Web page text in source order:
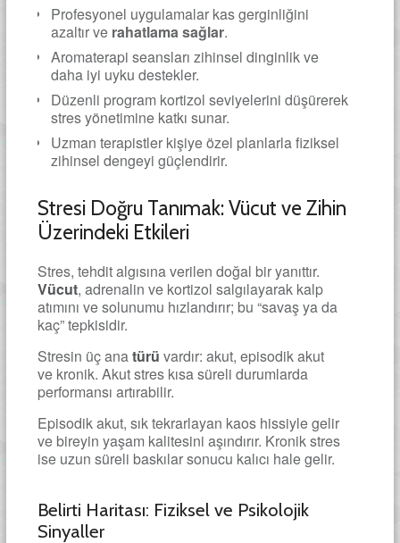
Profesyonel uygulamalar kas gerginliğini
azaltır ve rahatlama sağlar.
Aromaterapi seansları zihinsel dinginlik ve
daha iyi uyku destekler.
Düzenli program kortizol seviyelerini düşürerek
stres yönetimine katkı sunar.
Uzman terapistler kişiye özel planlarla fiziksel
zihinsel dengeyi güçlendirir.
Stresi Doğru Tanımak: Vücut ve Zihin
Üzerindeki Etkileri
Stres, tehdit algısına verilen doğal bir yanıttır.
Vücut, adrenalin ve kortizol salgılayarak kalp
atımını ve solunumu hızlandırır; bu “savaş ya da
kaç” tepkisidir.
Stresin üç anatürü vardır: akut, episodik akut
ve kronik. Akut stres kısa süreli durumlarda
performansı artırabilir.
Episodik akut, sık tekrarlayan kaos hissiyle gelir
ve bireyin yaşam kalitesini aşındırır. Kronik stres
ise uzun süreli baskılar sonucu kalıcı hale gelir.
Belirti Haritası: Fiziksel ve Psikolojik
Sinyaller